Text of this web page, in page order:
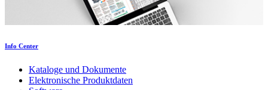
Info Center
Kataloge und Dokumente
Elektronische Produktdaten